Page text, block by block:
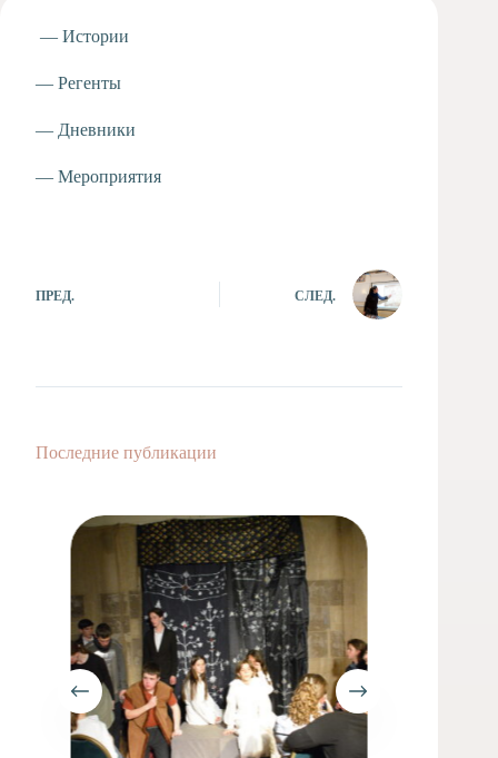
студия
Музыкальное
Психологическая
Тьюторская
— Истории
— Регенты
— Дневники
— Мероприятия
ПРЕД. СЛЕД.
Последние публикации